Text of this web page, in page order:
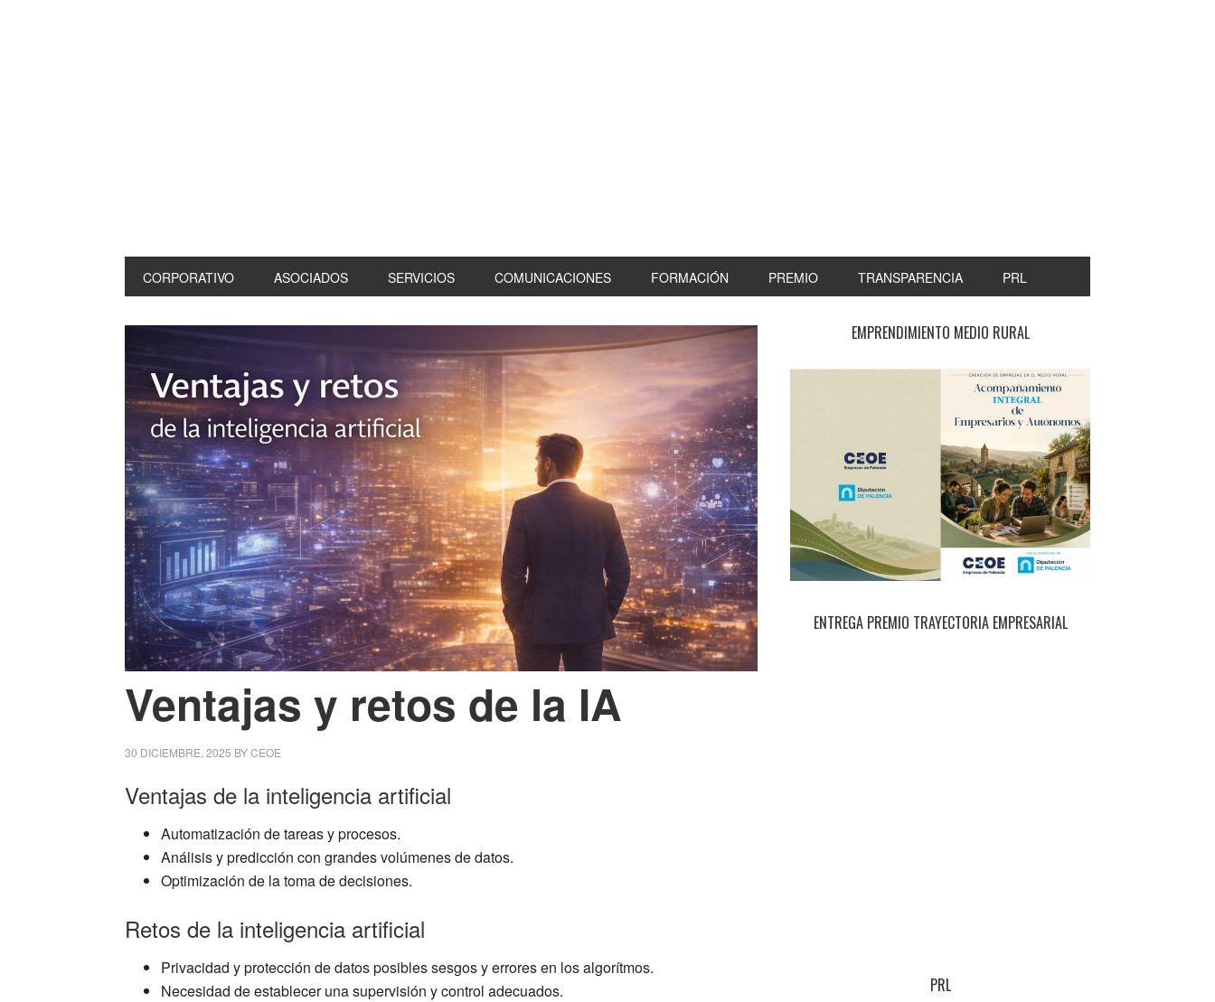
CORPORATIVO ASOCIADOS SERVICIOS COMUNICACIONES FORMACIÓN PREMIO TRANSPARENCIA PRL
Ventajas y retos de la IA
30 DICIEMBRE, 2025 BYCEOE
Ventajas de la inteligencia artificial
Automatización de tareas y procesos.
Análisis y predicción con grandes volúmenes de datos.
Optimización de la toma de decisiones.
Retos de la inteligencia artificial
Privacidad y protección de datos posibles sesgos y errores en los algorítmos.
Necesidad de establecer una supervisión y control adecuados.
EMPRENDIMIENTO MEDIO RURAL
ENTREGA PREMIO TRAYECTORIA EMPRESARIAL
PRL